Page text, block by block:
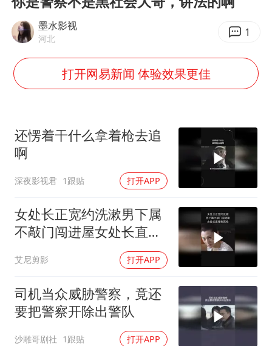
陈幸同晋级WTT横滨冠军赛8强
宇树科技中一签需缴款7.54万元
今日立秋你咬秋了吗
夯实基础开新局
墨水影视
河北 1
打开网易新闻 体验效果更佳
还愣着干什么拿着枪去追
啊
深夜影视君 1跟贴 打开APP
女处长正宽约洗漱男下属
不敲门闯进屋女处长直接
艾尼剪影 打开APP
司机当众威胁警察，竟还
要把警察开除出警队
沙雕哥剧社 1跟贴 打开APP